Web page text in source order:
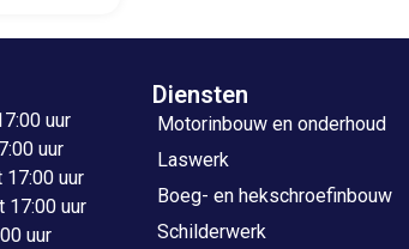
uur
uur
17:00 uur
17:00 uur
uur
Diensten
Motorinbouw en onderhoud
Laswerk
Boeg- en hekschroefinbouw
Schilderwerk